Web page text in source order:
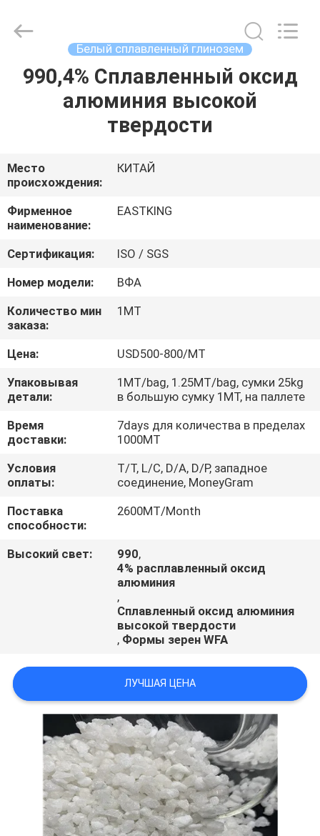
ДОМ
ПРОДУКТЫ
О
НАС
ПУТЕШЕСТВИЕ
ФАБРИКИ
ПРОВЕРКА
КАЧЕСТВА
СВЯЖИТЕСЬ
МЫ
НОВОСТИ
СЛУЧАИ
Copyright
fusedalumina.com.
Белый сплавленный глинозем
990,4% Сплавленный оксид
алюминия высокой
твердости
Место
происхождения:
КИТАЙ
Фирменное
наименование:
EASTKING
Сертификация:
ISO / SGS
Номер модели:
ВФА
Количество мин
заказа:
1МТ
Цена:
USD500-800/MT
Упаковывая
детали:
1MT/bag, 1.25MT/bag, сумки 25kg
в большую сумку 1MT, на паллете
Время
доставки:
7days для количества в пределах
1000MT
Условия
оплаты:
T/T, L/C, D/A, D/P, западное
соединение, MoneyGram
Поставка
способности:
2600MT/Month
Высокий свет: 990,
4% расплавленный оксид
алюминия
,
Сплавленный оксид алюминия
высокой твердости
, Формы зерен WFA
ЛУЧШАЯ ЦЕНА